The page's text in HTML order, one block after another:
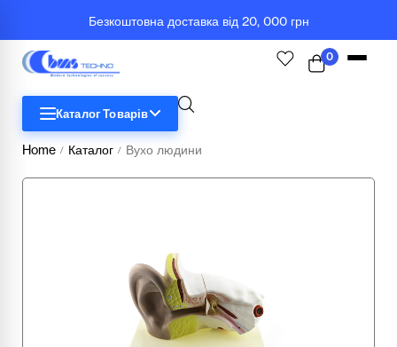
Безкоштовна доставка від 20, 000 грн
0
Каталог Товарів
Комп'ютерна техніка
Меблі
Home / Каталог / Вухо людини